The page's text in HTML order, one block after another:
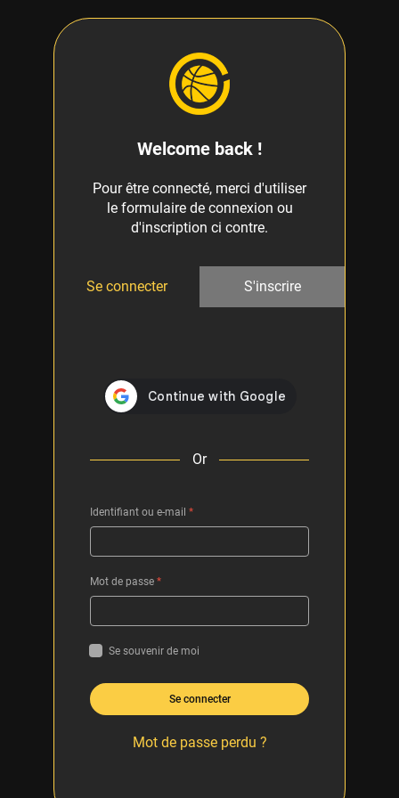
Welcome back !
Pour être connecté, merci d'utiliser
le formulaire de connexion ou
d'inscription ci contre.
Se connecter S'inscrire
Or
Identifiant ou e-mail *
Mot de passe *
Se souvenir de moi
Se connecter
Mot de passe perdu ?